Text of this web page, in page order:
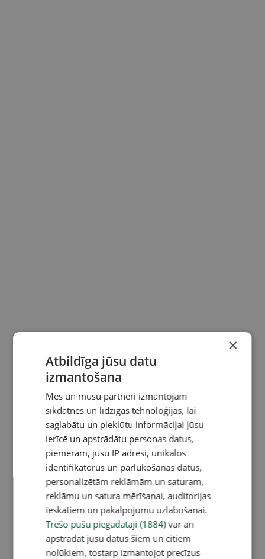
×
Atbildīga jūsu datu
izmantošana
Mēs un mūsu partneri izmantojam
sīkdatnes un līdzīgas tehnoloģijas, lai
saglabātu un piekļūtu informācijai jūsu
ierīcē un apstrādātu personas datus,
piemēram, jūsu IP adresi, unikālos
identifikatorus un pārlūkošanas datus,
personalizētām reklāmām un saturam,
reklāmu un satura mērīšanai, auditorijas
ieskatiem un pakalpojumu uzlabošanai.
Trešo pušu piegādātāji (1884)var arī
apstrādāt jūsu datus šiem un citiem
nolūkiem, tostarp izmantojot precīzus